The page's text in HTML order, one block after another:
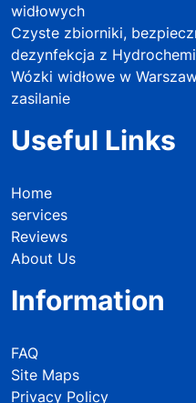
widłowych
Czyste zbiorniki,
dezynfekcja z
Wózki widłowe w
zasilanie
Useful Links
Home
services
Reviews
About Us
Information
FAQ
Site Maps
Privacy Policy